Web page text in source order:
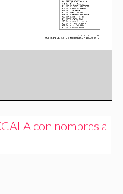
con nombres a